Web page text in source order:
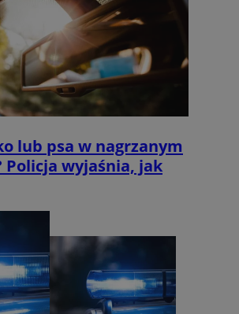
lub psa w nagrzanym
Policja wyjaśnia, jak